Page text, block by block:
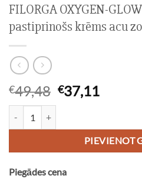
FILORGA OXYGEN-
pastiprinošs krēms acu
€49,48 Original
price
€49,48.
€37,11Current
PIEVIENOT
Piegādes cena